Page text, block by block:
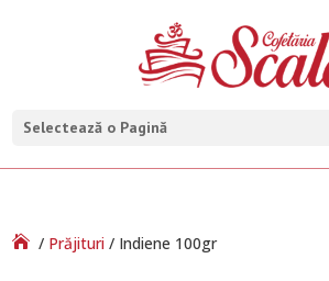
Selectează o Pagină
/ Prăjituri / Indiene 100gr